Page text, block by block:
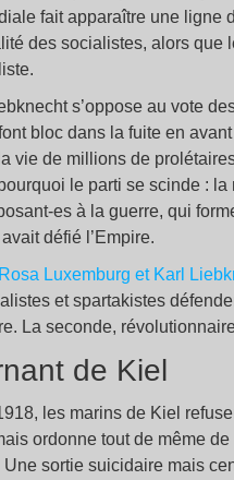
fait apparaître une ligne
des socialistes, alors
s’oppose au vote
bloc dans la fuite en
vie de millions de
le parti se scinde :
es à la guerre, qui
défié l’Empire.
Rosa Luxemburg et Karl
et spartakistes
La seconde,
de Kiel
les marins de Kiel
ordonne tout de même
Une sortie suicidaire mais